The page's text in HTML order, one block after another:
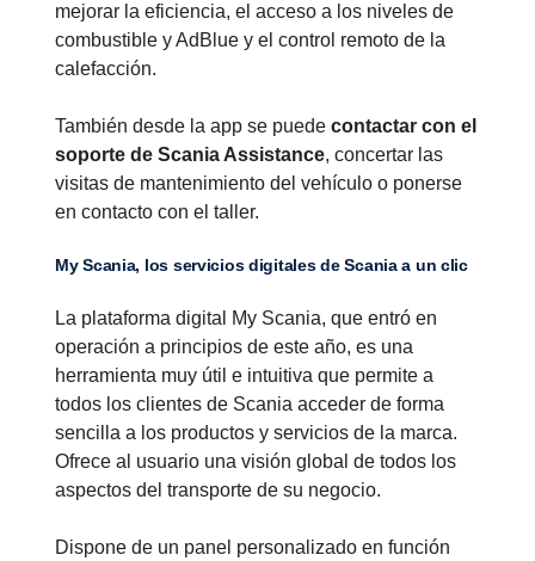
mejorar la eficiencia, el acceso a los niveles de
combustible y AdBlue y el control remoto de la
calefacción.
También desde la app se puede contactar con el
soporte de Scania Assistance, concertar las
visitas de mantenimiento del vehículo o ponerse
en contacto con el taller.
My Scania, los servicios digitales de Scania a un clic
La plataforma digital My Scania, que entró en
operación a principios de este año, es una
herramienta muy útil e intuitiva que permite a
todos los clientes de Scania acceder de forma
sencilla a los productos y servicios de la marca.
Ofrece al usuario una visión global de todos los
aspectos del transporte de su negocio.
Dispone de un panel personalizado en función